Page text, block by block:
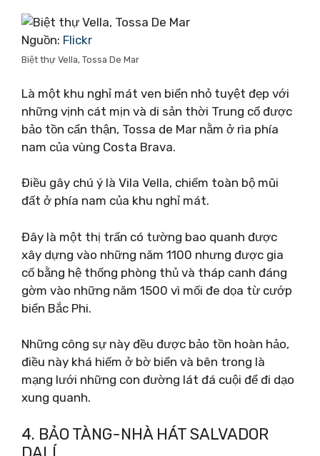
Nguồn: Flickr
Biệt thự Vella, Tossa De Mar
Là một khu nghỉ mát ven biển nhỏ tuyệt đẹp với
những vịnh cát mịn và di sản thời Trung cổ được
bảo tồn cẩn thận, Tossa de Mar nằm ở rìa phía
nam của vùng Costa Brava.
Điều gây chú ý là Vila Vella, chiếm toàn bộ mũi
đất ở phía nam của khu nghỉ mát.
Đây là một thị trấn có tường bao quanh được
xây dựng vào những năm 1100 nhưng được gia
cố bằng hệ thống phòng thủ và tháp canh đáng
gờm vào những năm 1500 vì mối đe dọa từ cướp
biển Bắc Phi.
Những công sự này đều được bảo tồn hoàn hảo,
điều này khá hiếm ở bờ biển và bên trong là
mạng lưới những con đường lát đá cuội để đi dạo
xung quanh.
4. BẢO TÀNG-NHÀ HÁT SALVADOR